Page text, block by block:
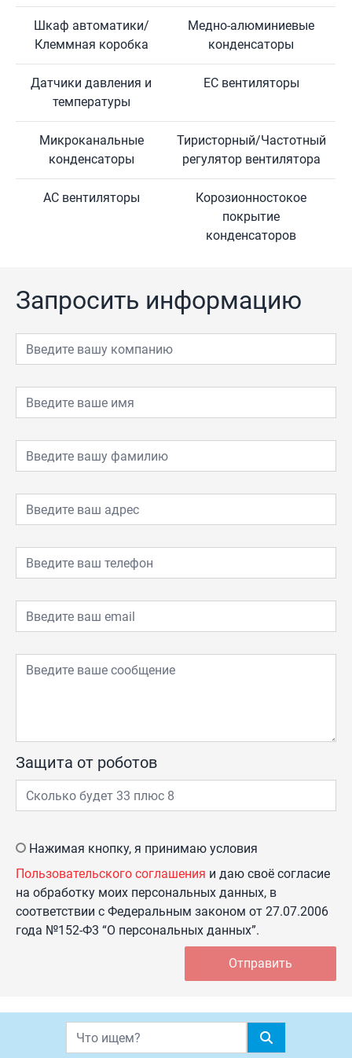
Шкаф автоматики/
Клеммная коробка
Медно-алюминиевые
конденсаторы
Датчики давления и
температуры
ЕС вентиляторы
Микроканальные
конденсаторы
Тиристорный/Частотный
регулятор вентилятора
АС вентиляторы
Корозионностокое
покрытие
конденсаторов
Запросить информацию
Защита от роботов
Нажимая кнопку, я принимаю условия
Пользовательского соглашения и даю своё согласие
на обработку моих персональных данных, в
соответствии с Федеральным законом от 27.07.2006
года №152-Ф3 “О персональных данных”.